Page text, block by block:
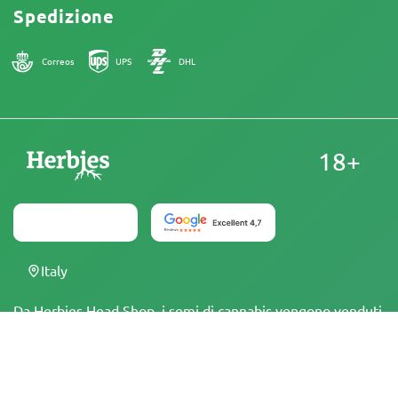
Spedizione
Correos UPS DHL
Da Herbies Head Shop, i semi di cannabis vengono venduti
18+
Italy